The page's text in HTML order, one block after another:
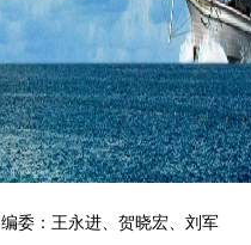
编委：王永进、贺晓宏、刘军